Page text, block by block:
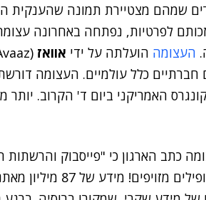
שמהם מצטיירת תמונה שהענקית
לפרטיות, נפתחה באחרונה
העצומה הועלתה על ידי אוואז
חברתיים כלל עולמיים. העצומה
האמריקני ביום ד' הקרוב. יותר
כתב הארגון כי "פייסבוק
רבע מיליארד פרופילים בפייסבוק